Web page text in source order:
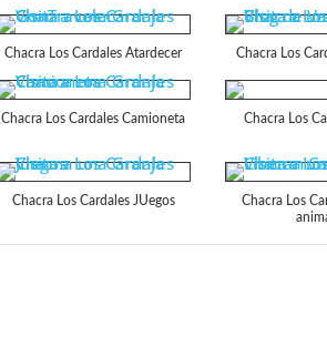
Chacra Los Cardales Atardecer Chacra Los
Chacra Los Cardales Camioneta Chacra Los
Chacra Los Cardales JUegos
Chacra Los